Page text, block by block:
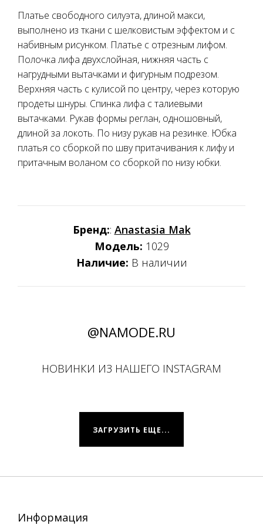
Платье свободного силуэта, длиной макси,
выполнено из ткани с шелковистым эффектом и с
набивным рисунком. Платье с отрезным лифом.
Полочка лифа двухслойная, нижняя часть с
нагрудными вытачками и фигурным подрезом.
Верхняя часть с кулисой по центру, через которую
продеты шнуры. Спинка лифа с талиевыми
вытачками. Рукав формы реглан, одношовный,
длиной за локоть. По низу рукав на резинке. Юбка
платья со сборкой по шву притачивания к лифу и
притачным воланом со сборкой по низу юбки.
Бренд:: Anastasia Mak
Модель: 1029
Наличие: В наличии
@NAMODE.RU
НОВИНКИ ИЗ НАШЕГО INSTAGRAM
ЗАГРУЗИТЬ ЕЩЕ...
Информация